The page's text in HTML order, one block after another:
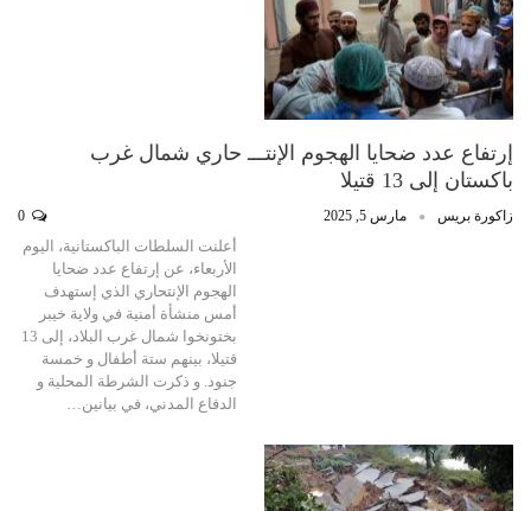
إرتفاع عدد ضحايا الهجوم الإنتـــ حاري شمال غرب
باكستان إلى 13 قتيلا
زاكورة بريس مارس 5, 2025
أعلنت السلطات الباكستانية، اليوم
الأربعاء، عن إرتفاع عدد ضحايا
الهجوم الإنتحاري الذي إستهدف
أمس منشأة أمنية في ولاية خيبر
بختونخوا شمال غرب البلاد، إلى 13
قتيلا، بينهم ستة أطفال و خمسة
جنود. و ذكرت الشرطة المحلية و
الدفاع المدني، في بيانين…